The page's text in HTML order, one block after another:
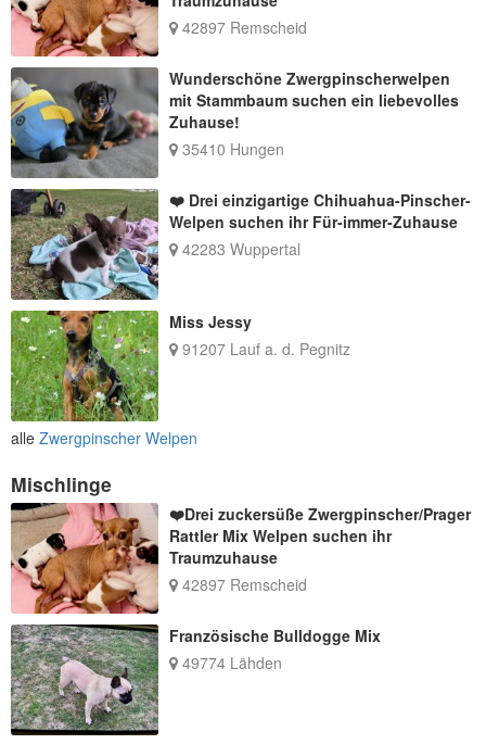
42897 Remscheid
Wunderschöne Zwergpinscherwelpen
mit Stammbaum suchen ein liebevolles
Zuhause!
35410 Hungen
❤️ Drei einzigartige Chihuahua-Pinscher-
Welpen suchen ihr Für-immer-Zuhause
42283 Wuppertal
Miss Jessy
91207 Lauf a. d. Pegnitz
alle Zwergpinscher Welpen
Mischlinge
❤️Drei zuckersüße Zwergpinscher/Prager
Rattler Mix Welpen suchen ihr
Traumzuhause
42897 Remscheid
Französische Bulldogge Mix
49774 Lähden